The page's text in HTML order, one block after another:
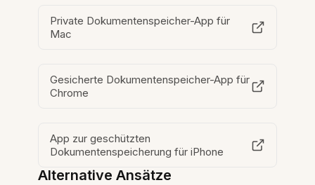
Private Dokumentenspeicher-App für
Mac
Gesicherte Dokumentenspeicher-App für
Chrome
App zur geschützten
Dokumentenspeicherung für iPhone
Alternative Ansätze